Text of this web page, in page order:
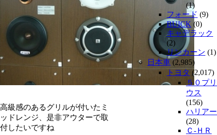
高級感のあるグリルが付いたミ
ッドレンジ、是非アウターで取
付したいですね
(1)
フォード (9)
BUICK (0)
キャデラック
(2)
リンカーン (1)
日本車 (2,985)
トヨタ (2,017)
５０プリ
ウス
(156)
ハリアー
(28)
Ｃ-ＨＲ